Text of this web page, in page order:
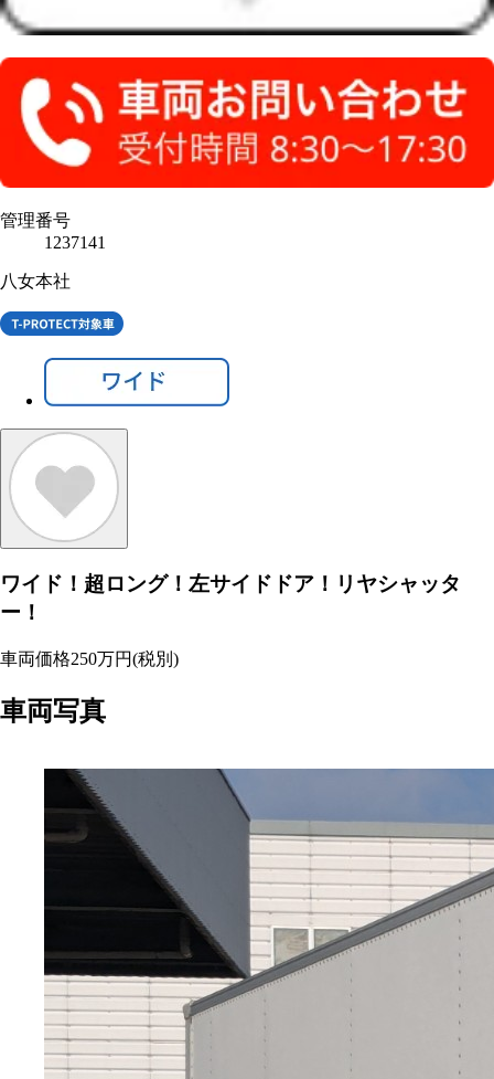
管理番号
1237141
八女本社
ワイド！超ロング！左サイドドア！リヤシャッタ
ー！
車両価格250万円(税別)
車両写真